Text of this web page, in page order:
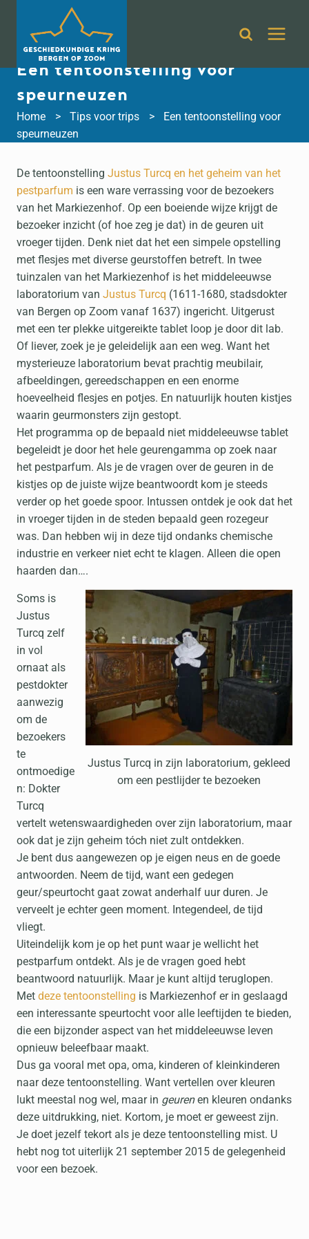
inhoud
Een tentoonstelling voor
speurneuzen
Home Tips voor trips
Een tentoonstelling voor
speurneuzen
De tentoonstelling Justus Turcq en het geheim van het
pestparfum is een ware verrassing voor de bezoekers
van het Markiezenhof. Op een boeiende wijze krijgt de
bezoeker inzicht (of hoe zeg je dat) in de geuren uit
vroeger tijden. Denk niet dat het een simpele opstelling
met flesjes met diverse geurstoffen betreft. In twee
tuinzalen van het Markiezenhof is het middeleeuwse
laboratorium van Justus Turcq (1611-1680, stadsdokter
van Bergen op Zoom vanaf 1637) ingericht. Uitgerust
met een ter plekke uitgereikte tablet loop je door dit lab.
Of liever, zoek je je geleidelijk aan een weg. Want het
mysterieuze laboratorium bevat prachtig meubilair,
afbeeldingen, gereedschappen en een enorme
hoeveelheid flesjes en potjes. En natuurlijk houten kistjes
waarin geurmonsters zijn gestopt.
Het programma op de bepaald niet middeleeuwse tablet
begeleidt je door het hele geurengamma op zoek naar
het pestparfum. Als je de vragen over de geuren in de
kistjes op de juiste wijze beantwoordt kom je steeds
verder op het goede spoor. Intussen ontdek je ook dat het
in vroeger tijden in de steden bepaald geen rozegeur
was. Dan hebben wij in deze tijd ondanks chemische
industrie en verkeer niet echt te klagen. Alleen die open
haarden dan….
Justus Turcq in zijn laboratorium, gekleed
om een pestlijder te bezoeken
Soms is
Justus
Turcq zelf
in vol
ornaat als
pestdokter
aanwezig
om de
bezoekers
te
ontmoedige
n: Dokter
Turcq
vertelt wetenswaardigheden over zijn laboratorium, maar
ook dat je zijn geheim tóch niet zult ontdekken.
Je bent dus aangewezen op je eigen neus en de goede
antwoorden. Neem de tijd, want een gedegen
geur/speurtocht gaat zowat anderhalf uur duren. Je
verveelt je echter geen moment. Integendeel, de tijd
vliegt.
Uiteindelijk kom je op het punt waar je wellicht het
pestparfum ontdekt. Als je de vragen goed hebt
beantwoord natuurlijk. Maar je kunt altijd teruglopen.
Met deze tentoonstelling is Markiezenhof er in geslaagd
een interessante speurtocht voor alle leeftijden te bieden,
die een bijzonder aspect van het middeleeuwse leven
opnieuw beleefbaar maakt.
Dus ga vooral met opa, oma, kinderen of kleinkinderen
naar deze tentoonstelling. Want vertellen over kleuren
lukt meestal nog wel, maar in geurenen kleuren ondanks
deze uitdrukking, niet. Kortom, je moet er geweest zijn.
Je doet jezelf tekort als je deze tentoonstelling mist. U
hebt nog tot uiterlijk 21 september 2015 de gelegenheid
voor een bezoek.